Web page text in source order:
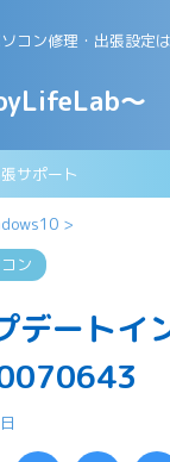
コン修理・出張設定
～
サポート
>
ン
デートイ